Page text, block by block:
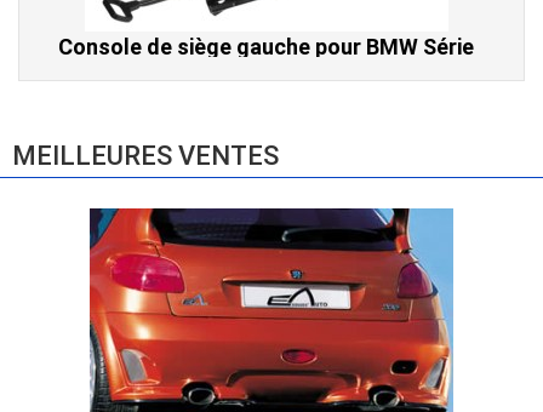
Console de siège gauche pour BMW Série
3 E46 (hors Cabriolet et CSL) et BMW X3
E83 (2004-2010)
MEILLEURES VENTES